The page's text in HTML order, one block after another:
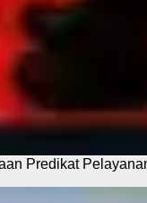
Predikat